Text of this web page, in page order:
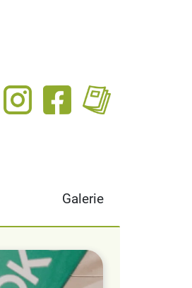
Galerie